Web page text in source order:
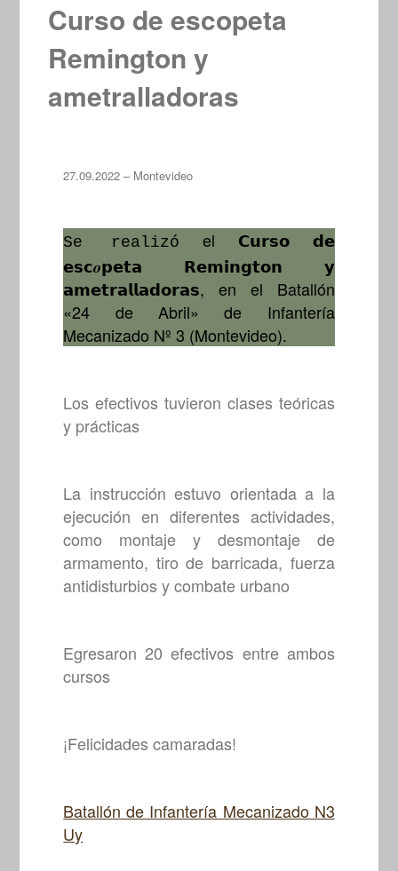
Curso de escopeta
Remington y
ametralladoras
27.09.2022 – Montevideo
Se realizó
el 𝗖𝘂𝗿𝘀𝗼 𝗱𝗲
𝗲𝘀𝗰𝒐𝗽𝗲𝘁𝗮 𝗥𝗲𝗺𝗶𝗻𝗴𝘁𝗼𝗻 𝘆
𝗮𝗺𝗲𝘁𝗿𝗮𝗹𝗹𝗮𝗱𝗼𝗿𝗮𝘀, en el Batallón
«24 de Abril» de Infantería
Mecanizado Nº 3 (Montevideo).
Los efectivos tuvieron clases teóricas
y prácticas
La instrucción estuvo orientada a la
ejecución en diferentes actividades,
como montaje y desmontaje de
armamento, tiro de barricada, fuerza
antidisturbios y combate urbano
Egresaron 20 efectivos entre ambos
cursos
¡Felicidades camaradas!
Batallón de Infantería Mecanizado N3
Uy